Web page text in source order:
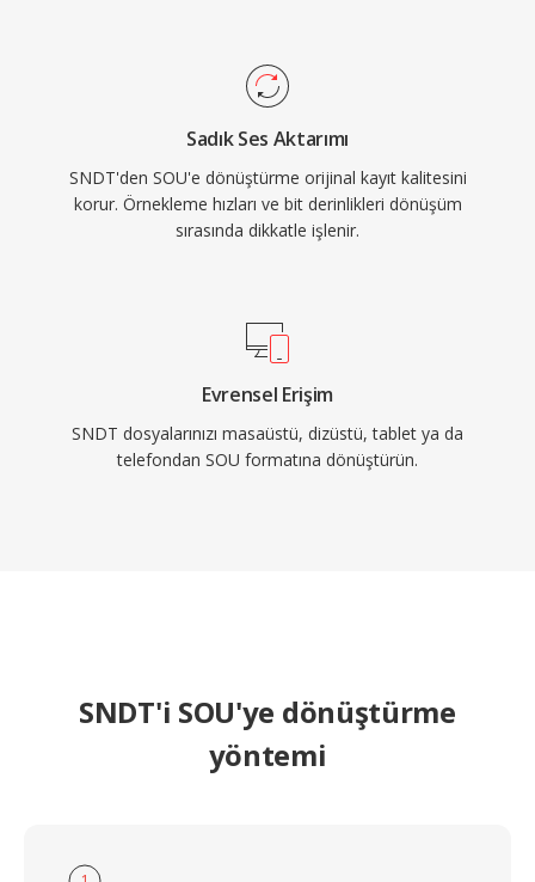
Sadık Ses Aktarımı
SNDT'den SOU'e dönüştürme orijinal kayıt kalitesini
korur. Örnekleme hızları ve bit derinlikleri dönüşüm
sırasında dikkatle işlenir.
Evrensel Erişim
SNDT dosyalarınızı masaüstü, dizüstü, tablet ya da
telefondan SOU formatına dönüştürün.
SNDT'i SOU'ye dönüştürme
yöntemi